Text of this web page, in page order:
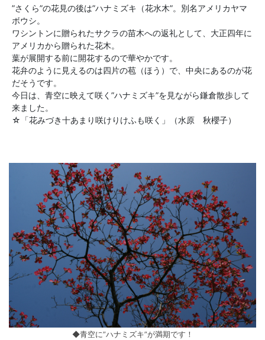
”さくら”の花見の後は”ハナミズキ（花水木”。別名アメリカヤマ
ボウシ。
ワシントンに贈られたサクラの苗木への返礼として、大正四年に
アメリカから贈られた花木。
葉が展開する前に開花するので華やかです。
花弁のように見えるのは四片の苞（ほう）で、中央にあるのが花
だそうです。
今日は、青空に映えて咲く”ハナミズキ”を見ながら鎌倉散歩して
来ました。
☆「花みづき十あまり咲けりけふも咲く」（水原 秋櫻子）
◆青空に”ハナミズキ”が満期です！